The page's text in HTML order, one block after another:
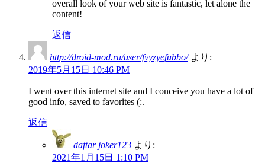
overall look of your web site is fantastic, let alone the
content!
返信
http://droid-mod.ru/user/fvyzyefubbo/ より:
2019年5月15日 10:46 PM
I went over this internet site and I conceive you have a lot of
good info, saved to favorites (:.
返信
daftar joker123 より:
2021年1月15日 1:10 PM